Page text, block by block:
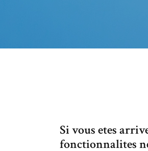
Si vous etes
fonctionnalites